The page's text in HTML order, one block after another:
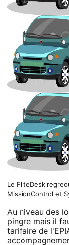
Le FliteDesk
MissionControl et
Au niveau des
pingre mais il
tarifaire de